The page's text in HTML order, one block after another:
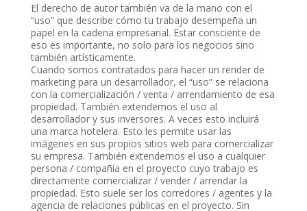
El derecho de autor también va de la mano con el
“uso” que describe cómo tu trabajo desempeña un
papel en la cadena empresarial. Estar consciente de
eso es importante, no solo para los negocios sino
también artísticamente.
Cuando somos contratados para hacer un render de
marketing para un desarrollador, el “uso” se relaciona
con la comercialización / venta / arrendamiento de esa
propiedad. También extendemos el uso al
desarrollador y sus inversores. A veces esto incluirá
una marca hotelera. Esto les permite usar las
imágenes en sus propios sitios web para comercializar
su empresa. También extendemos el uso a cualquier
persona / compañía en el proyecto cuyo trabajo es
directamente comercializar / vender / arrendar la
propiedad. Esto suele ser los corredores / agentes y la
agencia de relaciones públicas en el proyecto. Sin